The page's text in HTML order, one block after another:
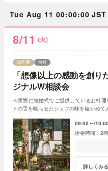
Tue Aug 11 00:00:00 JST
8/11 (火)
「想像以上の感動を創
ジナルW相談会
残席 無料
≪実際に結婚式でご提供しているお料
トの舌を唸らせたシェフの味を確かめ
09:00～
2
詳しくみる